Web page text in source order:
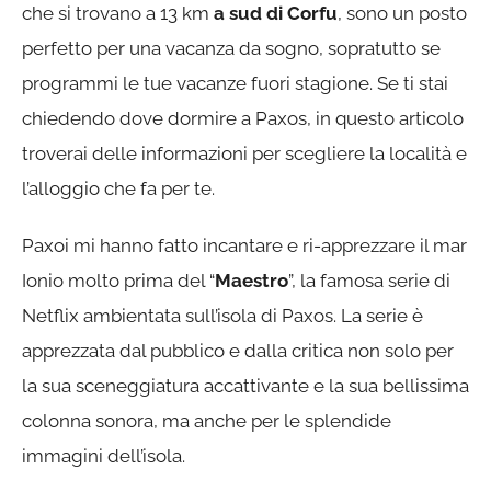
che si trovano a 13 km a sud di Corfu, sono un posto
perfetto per una vacanza da sogno, sopratutto se
programmi le tue vacanze fuori stagione. Se ti stai
chiedendo dove dormire a Paxos, in questo articolo
troverai delle informazioni per scegliere la località e
l’alloggio che fa per te.
Paxoi mi hanno fatto incantare e ri-apprezzare il mar
Ionio molto prima del “Maestro”, la famosa serie di
Netflix ambientata sull’isola di Paxos. La serie è
apprezzata dal pubblico e dalla critica non solo per
la sua sceneggiatura accattivante e la sua bellissima
colonna sonora, ma anche per le splendide
immagini dell’isola.